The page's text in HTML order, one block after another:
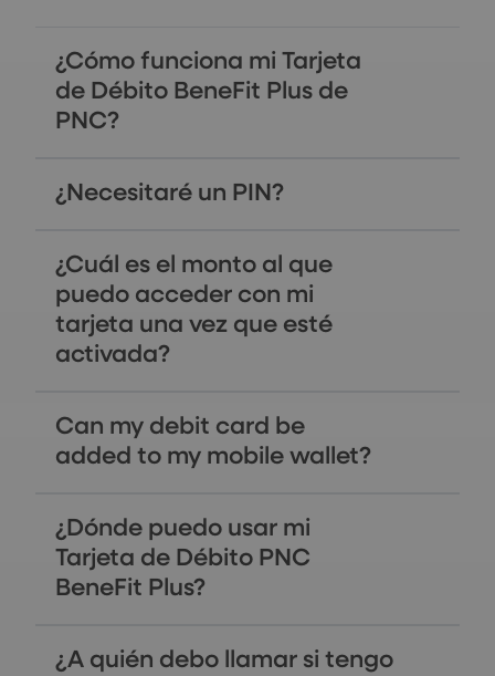
¿Cómo funciona mi Tarjeta
de Débito BeneFit Plus de
PNC?
¿Necesitaré un PIN?
¿Cuál es el monto al que
puedo acceder con mi
tarjeta una vez que esté
activada?
Can my debit card be
added to my mobile wallet?
¿Dónde puedo usar mi
Tarjeta de Débito PNC
BeneFit Plus?
¿A quién debo llamar si tengo